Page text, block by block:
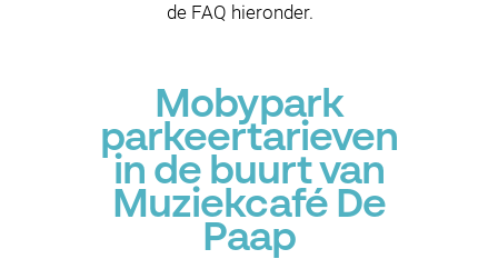
de FAQ hieronder.
Mobypark
parkeertarieven
in de buurt van
Muziekcafé De
Paap